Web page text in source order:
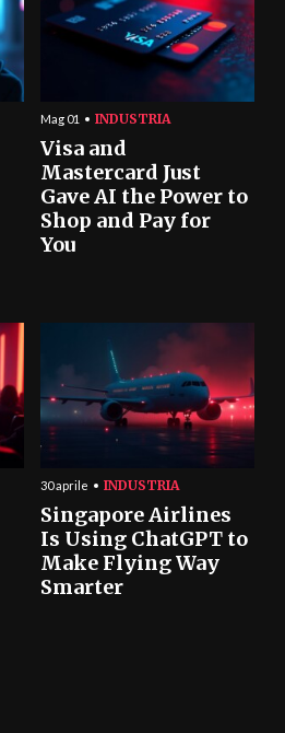
Mag 01 INDUSTRIA
Visa and
Mastercard Just
Gave AI the Power to
Shop and Pay for
You
30 aprile INDUSTRIA
Singapore Airlines
Is Using ChatGPT to
Make Flying Way
Smarter